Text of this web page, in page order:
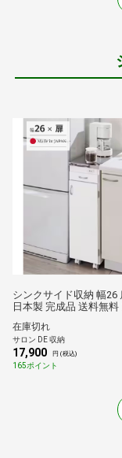
シンクサイド収納 幅26
日本製 完成品 送料無料
ター付き コンセント付
すきま キッチン収納
在庫切れ
サロン DE 収納
17,900 円 (税込)
165ポイント